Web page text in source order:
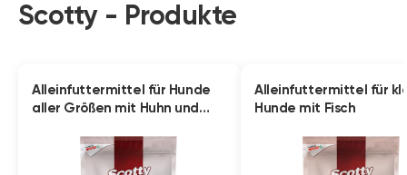
Scotty - Produkte
Alleinfuttermittel für Hunde
aller Größen mit Huhn und
Alleinfuttermittel für
Hunde mit Fisch